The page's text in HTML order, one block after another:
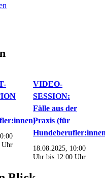
Uhr
VIDEO-
SESSION:
Fälle aus der
Praxis (für
18.08.2025, 10:00
Uhr bis 12:00 Uhr